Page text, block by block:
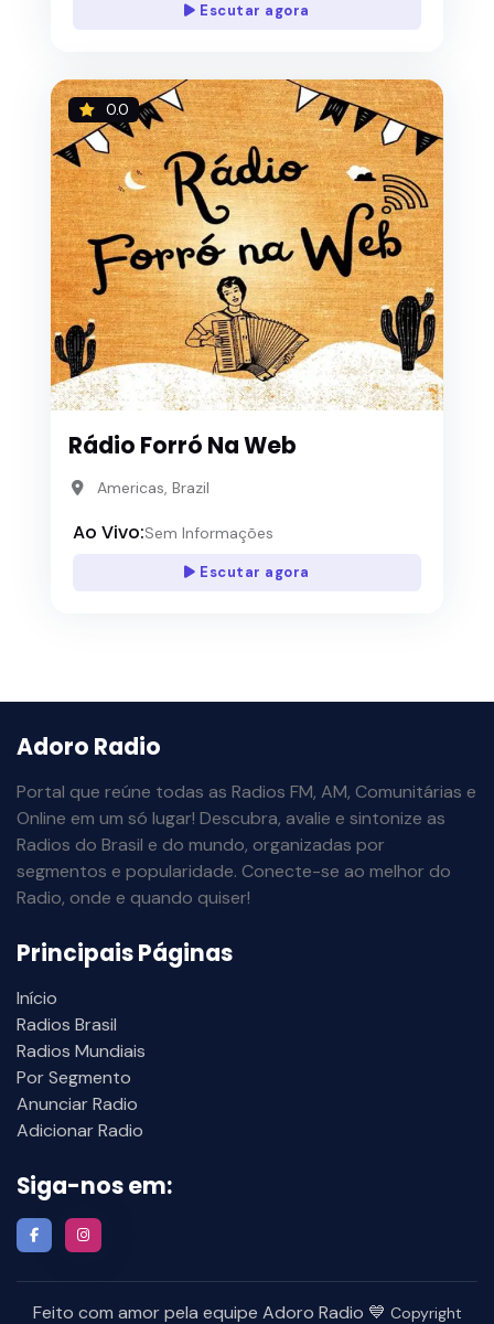
Escutar agora
0.0
Rádio Forró Na Web
Americas, Brazil
Ao Vivo:Sem Informações
Escutar agora
Adoro Radio
Portal que reúne todas as Radios FM, AM, Comunitárias e
Online em um só lugar! Descubra, avalie e sintonize as
Radios do Brasil e do mundo, organizadas por
segmentos e popularidade. Conecte-se ao melhor do
Radio, onde e quando quiser!
Principais Páginas
Início
Radios Brasil
Radios Mundiais
Por Segmento
Anunciar Radio
Adicionar Radio
Siga-nos em:
Feito com amor pela equipe Adoro Radio 💙 Copyright